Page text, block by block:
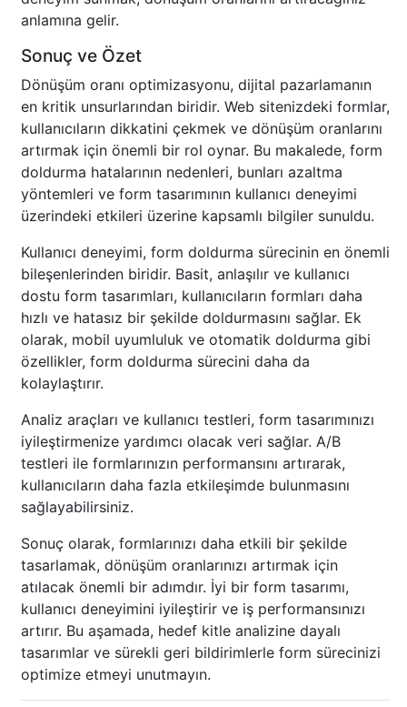
anlamına gelir.
Sonuç ve Özet
Dönüşüm oranı optimizasyonu, dijital pazarlamanın
en kritik unsurlarından biridir. Web sitenizdeki formlar,
kullanıcıların dikkatini çekmek ve dönüşüm oranlarını
artırmak için önemli bir rol oynar. Bu makalede, form
doldurma hatalarının nedenleri, bunları azaltma
yöntemleri ve form tasarımının kullanıcı deneyimi
üzerindeki etkileri üzerine kapsamlı bilgiler sunuldu.
Kullanıcı deneyimi, form doldurma sürecinin en önemli
bileşenlerinden biridir. Basit, anlaşılır ve kullanıcı
dostu form tasarımları, kullanıcıların formları daha
hızlı ve hatasız bir şekilde doldurmasını sağlar. Ek
olarak, mobil uyumluluk ve otomatik doldurma gibi
özellikler, form doldurma sürecini daha da
kolaylaştırır.
Analiz araçları ve kullanıcı testleri, form tasarımınızı
iyileştirmenize yardımcı olacak veri sağlar. A/B
testleri ile formlarınızın performansını artırarak,
kullanıcıların daha fazla etkileşimde bulunmasını
sağlayabilirsiniz.
Sonuç olarak, formlarınızı daha etkili bir şekilde
tasarlamak, dönüşüm oranlarınızı artırmak için
atılacak önemli bir adımdır. İyi bir form tasarımı,
kullanıcı deneyimini iyileştirir ve iş performansınızı
artırır. Bu aşamada, hedef kitle analizine dayalı
tasarımlar ve sürekli geri bildirimlerle form sürecinizi
optimize etmeyi unutmayın.